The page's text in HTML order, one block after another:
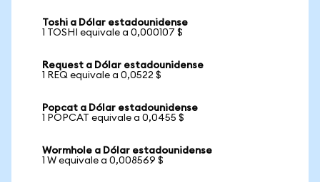
Toshi a Dólar estadounidense
1 TOSHI equivale a 0,000107 $
Request a Dólar estadounidense
1 REQ equivale a 0,0522 $
Popcat a Dólar estadounidense
1 POPCAT equivale a 0,0455 $
Wormhole a Dólar estadounidense
1 W equivale a 0,008569 $